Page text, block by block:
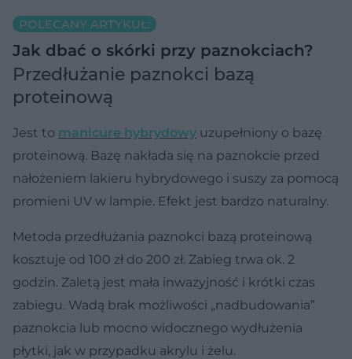
POLECANY ARTYKUŁ:
Jak dbać o skórki przy paznokciach?
Przedłużanie paznokci bazą
proteinową
Jest to manicure hybrydowy uzupełniony o bazę
proteinową. Bazę nakłada się na paznokcie przed
nałożeniem lakieru hybrydowego i suszy za pomocą
promieni UV w lampie. Efekt jest bardzo naturalny.
Metoda przedłużania paznokci bazą proteinową
kosztuje od 100 zł do 200 zł. Zabieg trwa ok. 2
godzin. Zaletą jest mała inwazyjność i krótki czas
zabiegu. Wadą brak możliwości „nadbudowania”
paznokcia lub mocno widocznego wydłużenia
płytki, jak w przypadku akrylu i żelu.